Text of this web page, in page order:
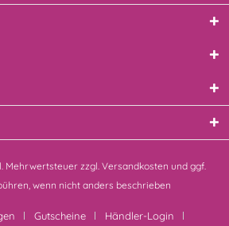
Mehrwertsteuer zzgl. Versandkosten und ggf.
wenn nicht anders beschrieben
Gutscheine
Händler-Login